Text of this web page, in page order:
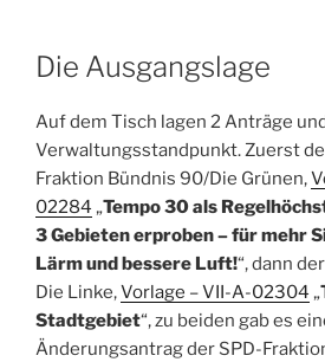
Die Ausgangslage
Auf dem Tisch lagen 2 Anträge
Verwaltungsstandpunkt. Zuerst
Fraktion Bündnis 90/Die Grünen,
02284 „Tempo 30 als
3 Gebieten erproben – für mehr
Lärm und bessere Luft!“, dann
Die Linke,Vorlage – VII-A-02304 „
Stadtgebiet“, zu beiden gab es
Änderungsantrag der SPD-